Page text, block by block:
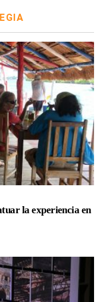
la experiencia en